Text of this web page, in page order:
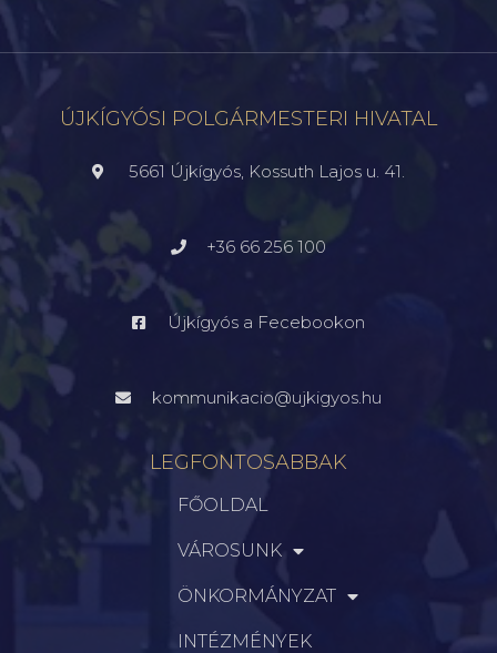
ÚJKÍGYÓSI POLGÁRMESTERI HIVATAL
5661 Újkígyós, Kossuth Lajos u. 41.
+36 66 256 100
Újkígyós a Fecebookon
kommunikacio@ujkigyos.hu
LEGFONTOSABBAK
FŐOLDAL
VÁROSUNK
ÖNKORMÁNYZAT
INTÉZMÉNYEK